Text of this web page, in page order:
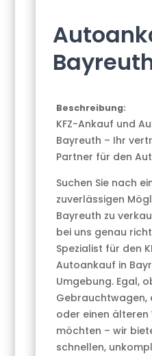
Beschreibung:
KFZ-Ankauf und
Bayreuth – Ihr
Partner für den
Suchen Sie nach
zuverlässigen
Bayreuth zu
bei uns genau
Spezialist für den
Autoankauf in
Umgebung. Egal,
Gebrauchtwagen,
oder einen
möchten – wir
schnellen,